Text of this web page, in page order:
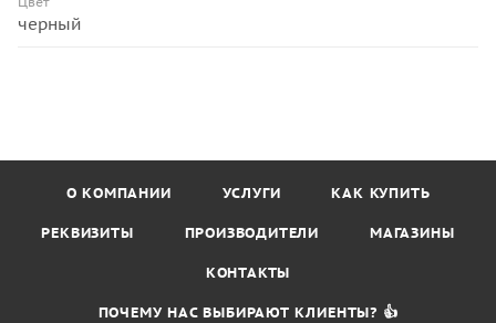
черный
О КОМПАНИИ УСЛУГИ КАК КУПИТЬ
РЕКВИЗИТЫ ПРОИЗВОДИТЕЛИ МАГАЗИНЫ
КОНТАКТЫ
ПОЧЕМУ НАС ВЫБИРАЮТ КЛИЕНТЫ? 👍